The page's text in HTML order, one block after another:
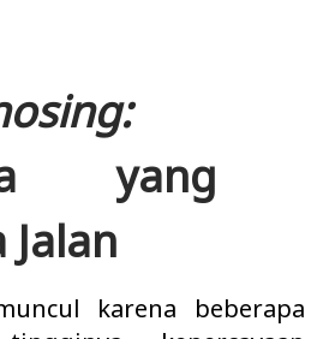
yang
karena beberapa